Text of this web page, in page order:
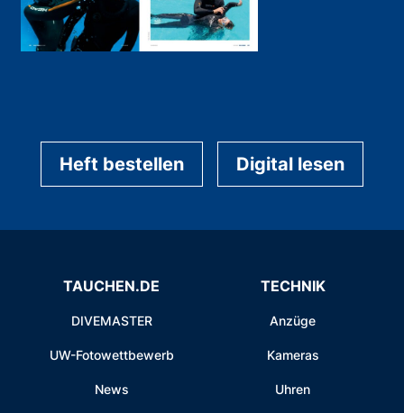
Heft bestellen Digital lesen
TAUCHEN.DE
DIVEMASTER
UW-Fotowettbewerb
News
TECHNIK
Anzüge
Kameras
Uhren